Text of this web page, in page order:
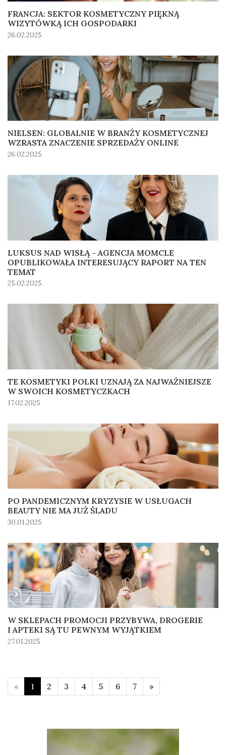
FRANCJA: SEKTOR KOSMETYCZNY PIĘKNĄ
WIZYTÓWKĄ ICH GOSPODARKI
26.02.2025
NIELSEN: GLOBALNIE W BRANŻY KOSMETYCZNEJ
WZRASTA ZNACZENIE SPRZEDAŻY ONLINE
26.02.2025
LUKSUS NAD WISŁĄ - AGENCJA MOMCLE
OPUBLIKOWAŁA INTERESUJĄCY RAPORT NA TEN
TEMAT
25.02.2025
TE KOSMETYKI POLKI UZNAJĄ ZA NAJWAŻNIEJSZE
W SWOICH KOSMETYCZKACH
17.02.2025
PO PANDEMICZNYM KRYZYSIE W USŁUGACH
BEAUTY NIE MA JUŻ ŚLADU
30.01.2025
W SKLEPACH PROMOCJI PRZYBYWA, DROGERIE
I APTEKI SĄ TU PEWNYM WYJĄTKIEM
27.01.2025
« 1 2 3 4 5 6 7 »